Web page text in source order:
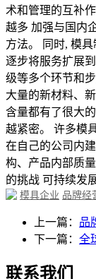
术和管理的互补
越多 加强与国内
方法。 同时, 模
逐步将服务扩展
级等多个环节和
大量的新材料、
含量都有了很大
越紧密。 许多模
在自己的公司内
构、产品内部质
的挑战 可持续发
模具企业 品牌经
上一篇： 品
下一篇： 全
联系我们